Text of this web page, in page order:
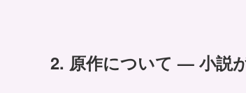
2. 原作について — 小説